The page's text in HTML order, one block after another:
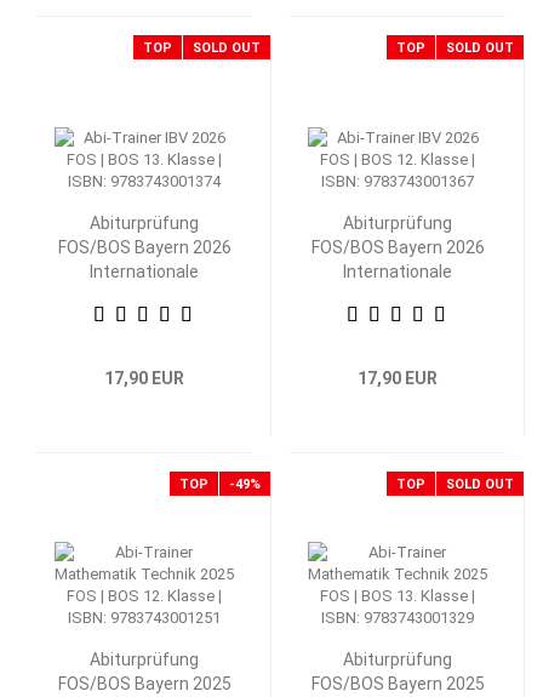
TOP SOLD OUT
Abiturprüfung
FOS/BOS Bayern 2026
Internationale
Volkswirtschaftslehre
17,90 EUR
TOP SOLD OUT
Abiturprüfung
FOS/BOS Bayern 2026
Internationale
Volkswirtschaftslehre
17,90 EUR
TOP -49%
Abiturprüfung
FOS/BOS Bayern 2025
TOP SOLD OUT
Abiturprüfung
FOS/BOS Bayern 2025